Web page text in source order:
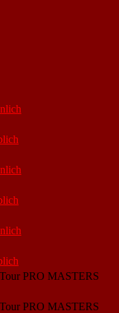
PRO MASTERS
PRO MASTERS